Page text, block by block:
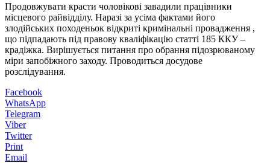
Продовжувати красти чоловікові завадили працівники
місцевого райвідділу. Наразі за усіма фактами його
злодійських походеньок відкриті кримінальні провадження ,
що підпадають під правову кваліфікацію статті 185 ККУ –
крадіжка. Вирішується питання про обрання підозрюваному
міри запобіжного заходу. Проводиться досудове
розслідування.
Facebook
WhatsApp
Telegram
Viber
Twitter
Print
Email